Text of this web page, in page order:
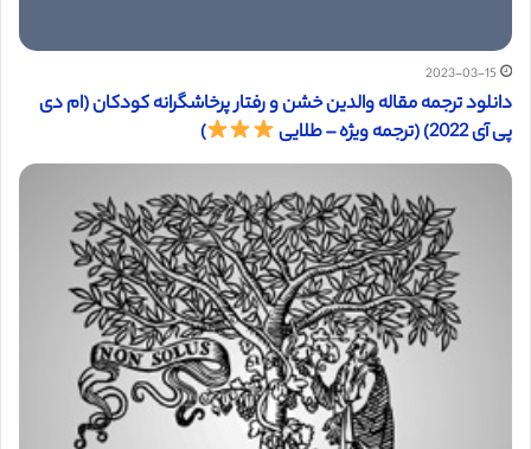
2023-03-15
دانلود ترجمه مقاله والدین خشن و رفتار پرخاشگرانه کودکان (ام دی
پی آی 2022) (ترجمه ویژه – طلایی
)